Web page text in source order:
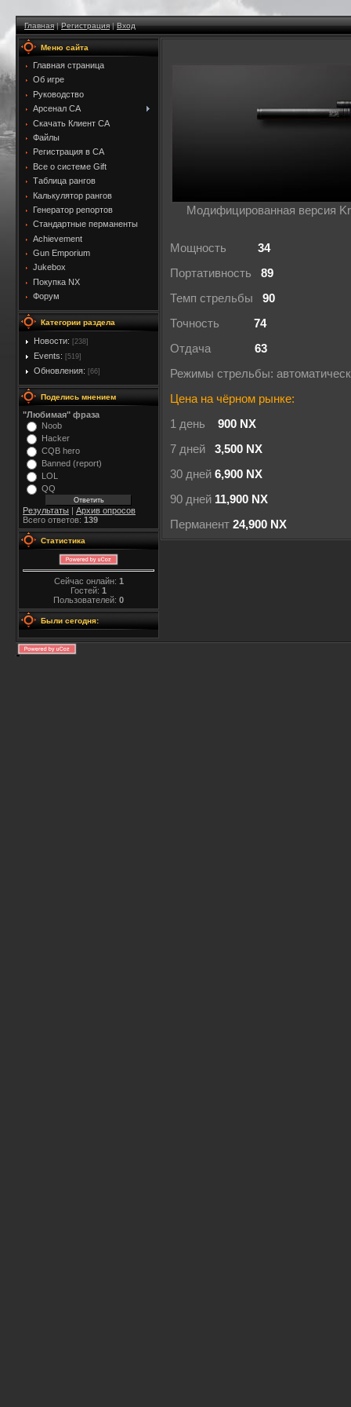
Главная|Регистрация|Вход
Меню сайта
Главная страница
Об игре
Руководство
Арсенал CA
Скачать Клиент CA
Файлы
Регистрация в CA
Все о системе Gift
Таблица рангов
Калькулятор рангов
Генератор репортов
Стандартные перманенты
Achievement
Gun Emporium
Jukebox
Покупка NX
Форум
Категории раздела
Новости: [238]
Events: [519]
Обновления: [66]
Поделись мнением
"Любимая" фраза
Noob
Hacker
CQB hero
Banned (report)
LOL
QQ
Результаты | Архив опросов
Всего ответов: 139
Статистика
Сейчас онлайн: 1
Гостей: 1
Пользователей: 0
Были сегодня:
Модифицированная версия
Мощность 34
Портативность 89
Темп стрельбы 90
Точность 74
Отдача 63
Режимы стрельбы:
Цена на чёрном рынке:
1 день
900 NX
7 дней 3,500 NX
30 дней 6,900 NX
90 дней 11,900 NX
Перманент 24,900 NX